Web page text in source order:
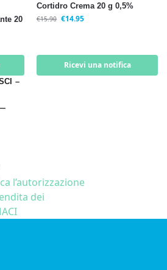
20
Cortidro Crema 20 g 0,5%
€15.90 €14.95
Ricevi una notifica
–
l’autorizzazione
dei